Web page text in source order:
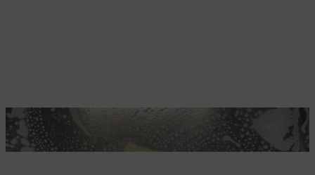
Miękka gąbka stwarza mniejsze ryzyko zarysowań powierzchni niż
myjka wysokociśnieniowa